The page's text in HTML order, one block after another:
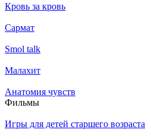
Кровь за кровь
Сармат
Smol talk
Малахит
Анатомия чувств
Филь­мы
Игры для детей старшего возраста